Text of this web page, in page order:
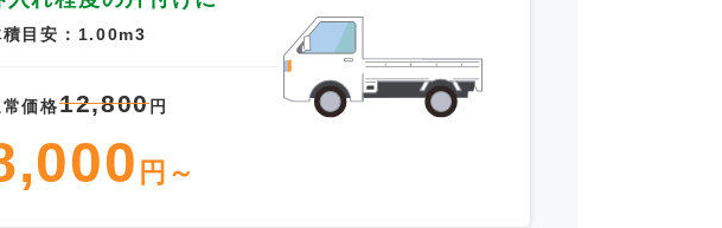
積目安：1.00m3
価格12,800円
円～